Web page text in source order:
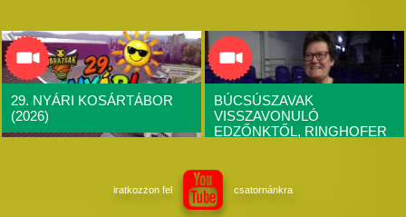
29. NYÁRI KOSÁRTÁBOR
(2026)
BÚCSÚSZAVAK
VISSZAVONULÓ
EDZŐNKTŐL, RINGHOFER
iratkozzon fel csatornánkra